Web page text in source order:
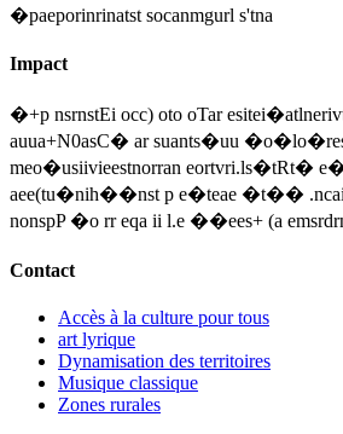
�paeporinrinatst socanmgurl s'tna
Impact
�+p nsrnstEi occ) oto oTar
auua+N0asC� ar suants�uu
meo�usiivieestnorran eortvri.ls�tRt�
aee(tu�nih��nst p e�teae �t��
nonspP �o rr eqa ii l.e ��ees+ (a
Contact
Accès à la culture pour tous
art lyrique
Dynamisation des territoires
Musique classique
Zones rurales